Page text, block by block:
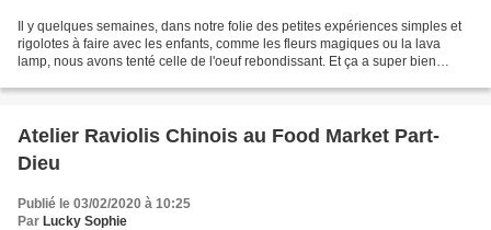
Il y quelques semaines, dans notre folie des petites expériences simples et
rigolotes à faire avec les enfants, comme les fleurs magiques ou la lava
lamp, nous avons tenté celle de l'oeuf rebondissant. Et ça a super bien
Atelier Raviolis Chinois au Food Market Part-
Dieu
Publié le 03/02/2020 à 10:25
Par Lucky Sophie